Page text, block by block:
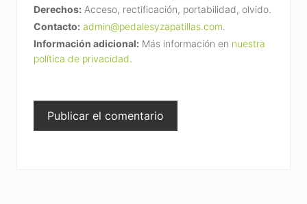
Derechos: Acceso, rectificación, portabilidad, olvido.
Contacto: admin@pedalesyzapatillas.com.
Información adicional: Más información en nuestra
política de privacidad.